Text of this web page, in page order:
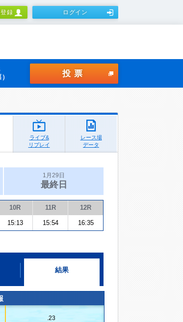
録 ログイン
投票
ライブ&
リプレイ
レース場
データ
1月29日
最終日
10R 11R 12R
15:13 15:54 16:35
結果
.23